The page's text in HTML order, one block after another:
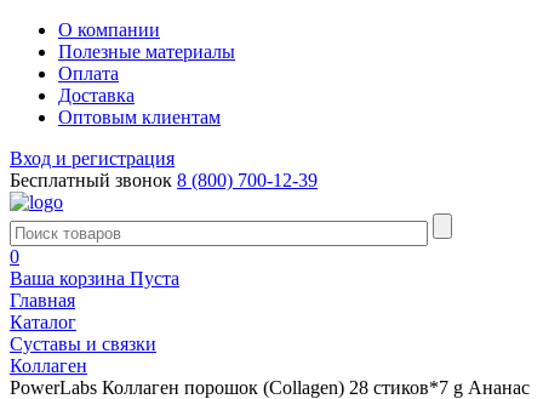
О компании
Полезные материалы
Оплата
Доставка
Оптовым клиентам
Вход и регистрация
Бесплатный звонок 8 (800) 700-12-39
0
Ваша корзина Пуста
Главная
Каталог
Суставы и связки
Коллаген
PowerLabs Коллаген порошок (Collagen) 28 стиков*7 g Ананас